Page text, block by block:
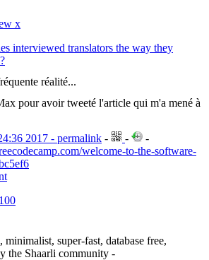
x
interviewed translators the way they
réalité...
pour avoir tweeté l'article qui m'a mené à
2017 - permalink - -
-
welcome-to-the-software-
100
minimalist, super-fast, database free,
the Shaarli community -